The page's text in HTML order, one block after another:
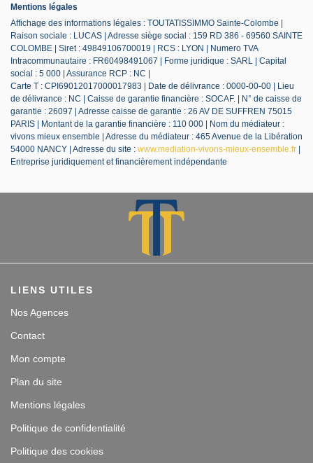
Mentions légales
Affichage des informations légales : TOUTATISSIMMO Sainte-Colombe |
Raison sociale : LUCAS | Adresse siège social : 159 RD 386 - 69560 SAINTE
COLOMBE | Siret : 49849106700019 | RCS : LYON | Numero TVA
Intracommunautaire : FR60498491067 | Forme juridique : SARL | Capital
social : 5 000 | Assurance RCP : NC |
Carte T : CPI69012017000017983 | Date de délivrance : 0000-00-00 | Lieu
de délivrance : NC | Caisse de garantie financière : SOCAF. | N° de caisse de
garantie : 26097 | Adresse caisse de garantie : 26 AV DE SUFFREN 75015
PARIS | Montant de la garantie financière : 110 000 | Nom du médiateur :
vivons mieux ensemble | Adresse du médiateur : 465 Avenue de la Libération
54000 NANCY | Adresse du site : www.mediation-vivons-mieux-ensemble.fr
Entreprise juridiquement et financièrement indépendante
LIENS UTILES
Nos Agences
Contact
Mon compte
Plan du site
Mentions légales
Politique de confidentialité
Politique des cookies